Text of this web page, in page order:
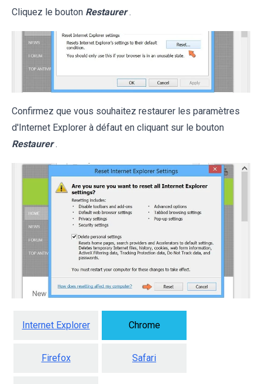
Cliquez le bouton Restaurer .
Confirmez que vous souhaitez restaurer les paramètres
d'Internet Explorer à défaut en cliquant sur le bouton
Restaurer .
Internet Explorer Chrome
Firefox Safari